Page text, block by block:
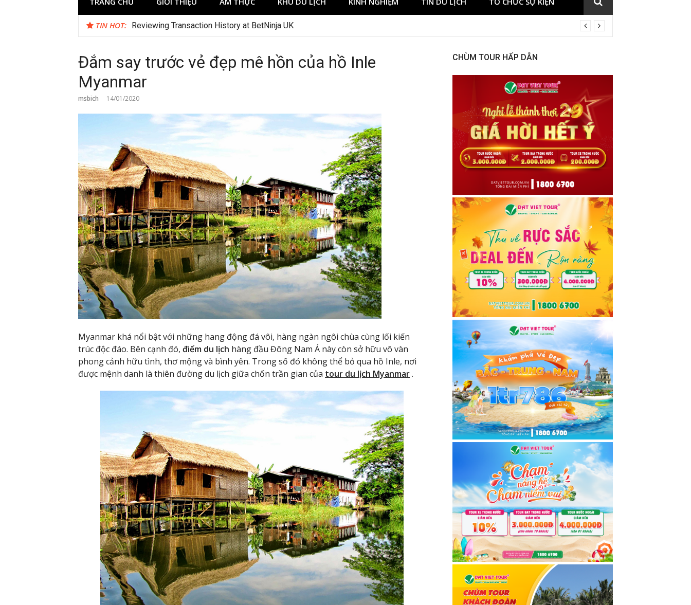
TIN HOT: Jokabet UK and the Changing Expectations Around Slot Game Selection
Đắm say trước vẻ đẹp mê hồn của hồ Inle
Myanmar
msbich 14/01/2020
Myanmar khá nổi bật với những hang động đá vôi, hàng ngàn ngôi chùa cùng lối kiến
trúc độc đáo. Bên cạnh đó, điểm du lịch hàng đầu Đông Nam Á này còn sở hữu vô vàn
phong cảnh hữu tình, thơ mộng và bình yên. Trong số đó không thể bỏ qua hồ Inle, nơi
được mệnh danh là thiên đường du lịch giữa chốn trần gian của tour du lịch Myanmar.
CHÙM TOUR HẤP DẪN